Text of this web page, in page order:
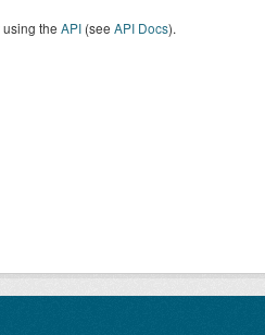
the API (see API Docs).